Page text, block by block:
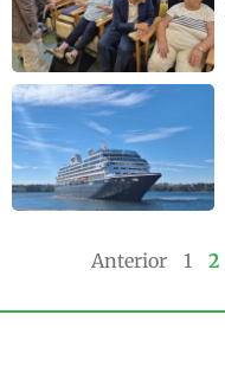
Anterior 1 2